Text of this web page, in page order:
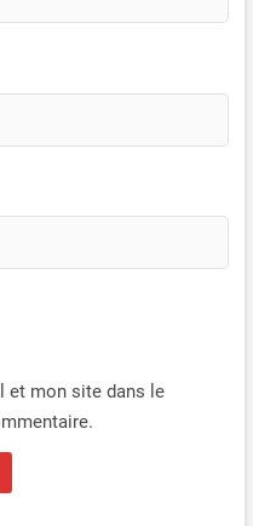
et mon site dans le